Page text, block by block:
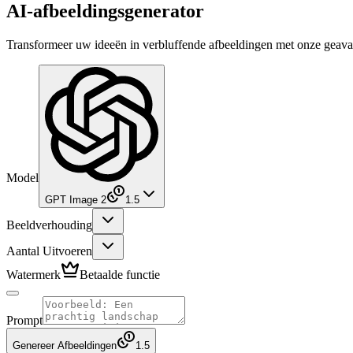
AI-afbeeldingsgenerator
Transformeer uw ideeën in verbluffende afbeeldingen met onze
Model
GPT Image 2 1.5
Beeldverhouding
Aantal Uitvoeren
Watermerk
Betaalde functie
Prompt
Genereer Afbeeldingen 1.5